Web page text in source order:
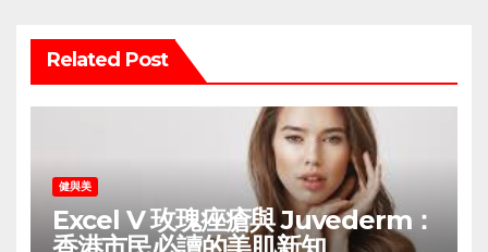
Related Post
健與美
Excel V 玫瑰痤瘡與 Juvederm：